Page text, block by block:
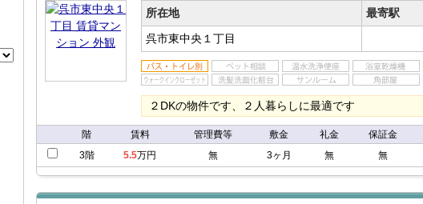
ション
所在地 最寄駅
呉市東中央１丁目
２DKの物件です、２人暮らしに最適です
階 賃料 管理費等 敷金 礼金 保証金
3階
5.5万円 無 3ヶ月 無 無